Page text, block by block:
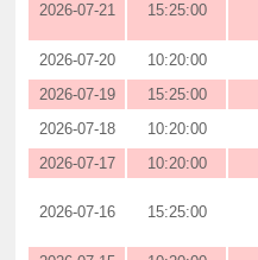
2026-07-21 15:25:00
2026-07-20
10:20:00
2026-07-19
15:25:00
2026-07-18
10:20:00
2026-07-17
10:20:00
2026-07-16 15:25:00